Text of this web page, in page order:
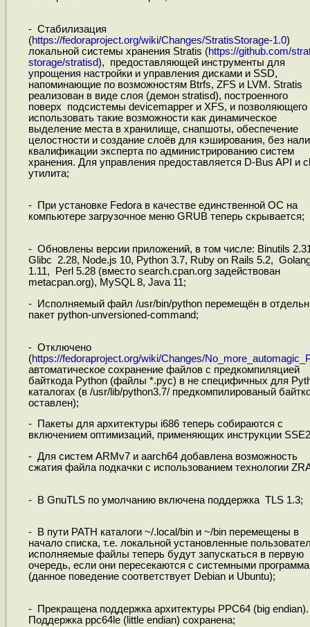
- Стабилизация
(https://fedoraproject.org/wiki/Changes/StratisStorage-1.0)
локальной системы хранения Stratis (https://github.com/
storage/stratisd), предоставляющей инструменты для
упрощения настройки и управления дисками и SSD,
напоминающие по возможностям Btrfs, ZFS и LVM. Stratis
реализован в виде слоя (демон stratisd), построенного
поверх подсистемы devicemapper и XFS, и позволяющего
использовать такие возможности как динамическое
выделение места в хранилище, снапшоты, обеспечение
целостности и создание слоёв для кэширования, без
квалификации эксперта по администрированию систем
хранения. Для управления предоставляется D-Bus API и
утилита;
- При установке Fedora в качестве единственной ОС на
компьютере загрузочное меню GRUB теперь скрывается;
- Обновлены версии приложений, в том числе: Binutils
Glibc 2.28, Node.js 10, Python 3.7, Ruby on Rails 5.2,
1.11, Perl 5.28 (вместо search.cpan.org задействован
metacpan.org), MySQL 8, Java 11;
- Исполняемый файл /usr/bin/python перемещён в
пакет python-unversioned-command;
- Отключено
(https://fedoraproject.org/wiki/Changes/
автоматическое сохранение файлов с предкомпиляцией
байткода Python (файлы *.pyc) в не специфичных для
каталогах (в /usr/lib/python3.7/ предкомпилированый
оставлен);
- Пакеты для архитектуры i686 теперь собираются с
включением оптимизаций, применяющих инструкции
- Для систем ARMv7 и aarch64 добавлена возможность
сжатия файла подкачки с использованием технологии
- В GnuTLS по умолчанию включена поддержка TLS 1.3;
- В пути PATH каталоги ~/.local/bin и ~/bin перемещены в
начало списка, т.е. локальной установленные
исполняемые файлы теперь будут запускаться в первую
очередь, если они пересекаются с системными
(данное поведение соответствует Debian и Ubuntu);
- Прекращена поддержка архитектуры PPC64 (big endian).
Поддержка ppc64le (little endian) сохранена;